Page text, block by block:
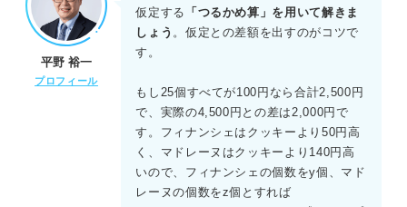
る。
個数の合計より、x+y+z=25 ……(1)
代金の合計より、100x+150y+240z=4,500
10で割ると、10x+15y+24z=450 ……(2)
(1)よりx=25-y-zを(2)に代入して整理すると、5y+14z=200
5y=200-14zにおいて、左辺は5の倍数なので、右辺も5の倍
数でなければならない。
z=5のとき、5y=130よりy=26となり、合計25個を超えるた
平野 裕一
プロフィール
仮定する 「つるかめ算」を用いて解きま
しょう 。仮定との差額を出すのがコツで
す。
もし25個すべてが100円なら合計2,500円
で、実際の4,500円との差は2,000円で
す。フィナンシェはクッキーより50円高
く、マドレーヌはクッキーより140円高
いので、フィナンシェの個数をy個、マド
レーヌの個数をz個とすれば